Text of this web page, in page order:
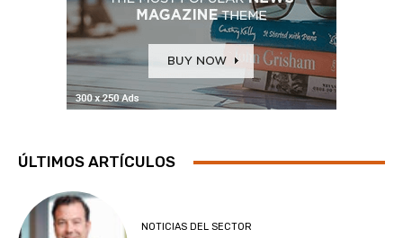
ÚLTIMOS ARTÍCULOS
NOTICIAS DEL SECTOR